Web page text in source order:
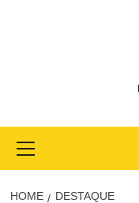
Menu
HOME DESTAQUE